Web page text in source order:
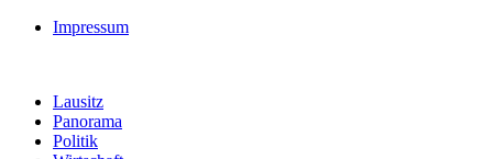
Impressum
Lausitz
Panorama
Politik